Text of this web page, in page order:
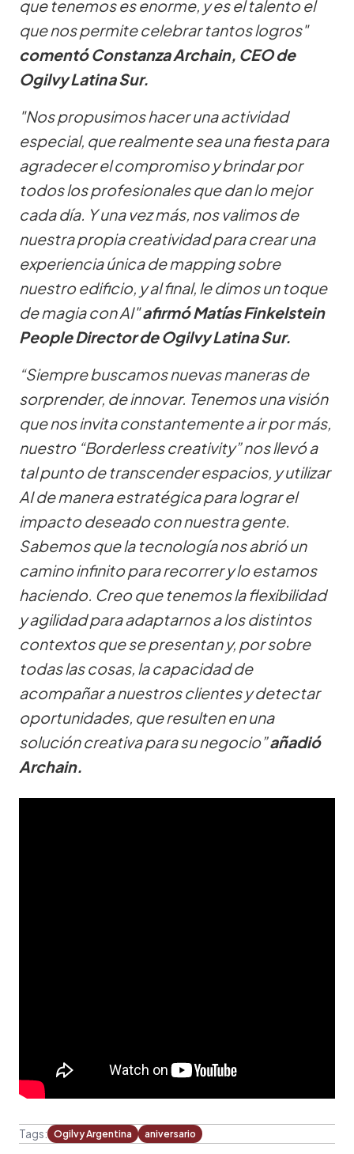
que tenemos es enorme, y es el talento el
que nos permite celebrar tantos logros"
comentó Constanza Archain, CEO de
Ogilvy Latina Sur.
"Nos propusimos hacer una actividad
especial, que realmente sea una fiesta para
agradecer el compromiso y brindar por
todos los profesionales que dan lo mejor
cada día. Y una vez más, nos valimos de
nuestra propia creatividad para crear una
experiencia única de mapping sobre
nuestro edificio, y al final, le dimos un toque
de magia con AI"afirmó Matías Finkelstein
People Director de Ogilvy Latina Sur.
“Siempre buscamos nuevas maneras de
sorprender, de innovar. Tenemos una visión
que nos invita constantemente a ir por más,
nuestro “Borderless creativity” nos llevó a
tal punto de transcender espacios, y utilizar
AI de manera estratégica para lograr el
impacto deseado con nuestra gente.
Sabemos que la tecnología nos abrió un
camino infinito para recorrer y lo estamos
haciendo. Creo que tenemos la flexibilidad
y agilidad para adaptarnos a los distintos
contextos que se presentan y, por sobre
todas las cosas, la capacidad de
acompañar a nuestros clientes y detectar
oportunidades, que resulten en una
solución creativa para su negocio”añadió
Archain.
Tags: Ogilvy Argentina aniversario